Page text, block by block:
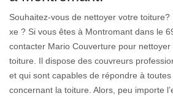
Souhaitez-vous de nettoyer votre toiture?
xe ? Si vous êtes à Montromant dans le
contacter Mario Couverture pour
toiture. Il dispose des couvreurs
et qui sont capables de répondre à
concernant la toiture. Alors, peu importe